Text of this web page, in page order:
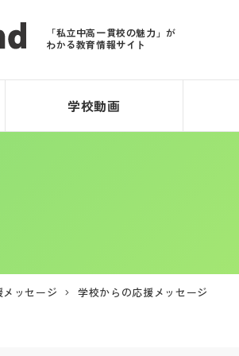
「私立中高一貫校の魅力」が
わかる教育情報サイト
学校動画
ッセージ 学校からの応援メッセージ